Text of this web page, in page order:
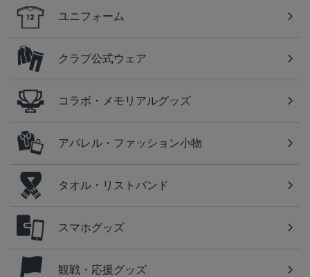
ユニフォーム
クラブ公式ウェア
コラボ・メモリアルグッズ
アパレル・ファッション小物
タオル・リストバンド
スマホグッズ
観戦・応援グッズ